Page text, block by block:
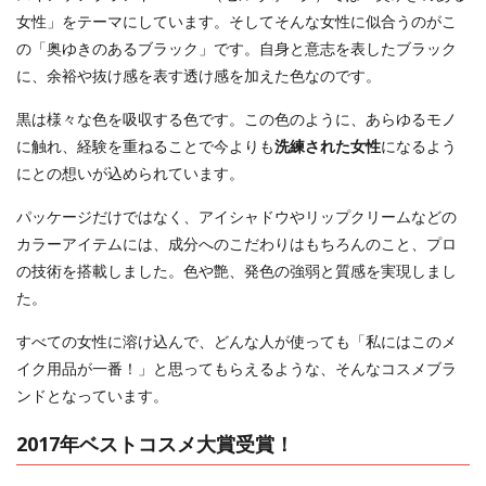
女性」をテーマにしています。そしてそんな女性に似合うのがこ
の「奥ゆきのあるブラック」です。自身と意志を表したブラック
に、余裕や抜け感を表す透け感を加えた色なのです。
黒は様々な色を吸収する色です。この色のように、あらゆるモノ
に触れ、経験を重ねることで今よりも洗練された女性になるよう
にとの想いが込められています。
パッケージだけではなく、アイシャドウやリップクリームなどの
カラーアイテムには、成分へのこだわりはもちろんのこと、プロ
の技術を搭載しました。色や艶、発色の強弱と質感を実現しまし
た。
すべての女性に溶け込んで、どんな人が使っても「私にはこのメ
イク用品が一番！」と思ってもらえるような、そんなコスメブラ
ンドとなっています。
2017年ベストコスメ大賞受賞！